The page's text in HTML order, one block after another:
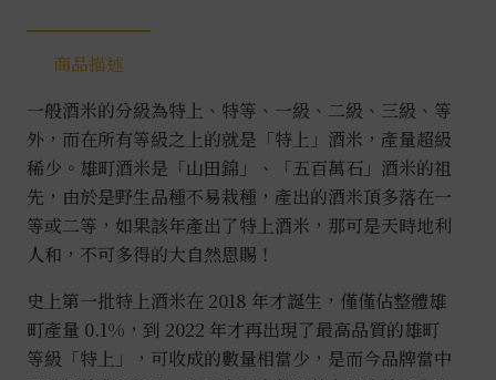
米
2024
0.72L
數
量
商品描述
一般酒米的分級為特上、特等、一級、二級、三級、等
外，而在所有等級之上的就是「特上」酒米，產量超級
稀少。雄町酒米是「山田錦」、「五百萬石」酒米的祖
先，由於是野生品種不易栽種，產出的酒米頂多落在一
等或二等，如果該年產出了特上酒米，那可是天時地利
人和，不可多得的大自然恩賜！
史上第一批特上酒米在 2018 年才誕生，僅僅佔整體雄
町產量 0.1%，到 2022 年才再出現了最高品質的雄町
等級「特上」，可收成的數量相當少，是而今品牌當中